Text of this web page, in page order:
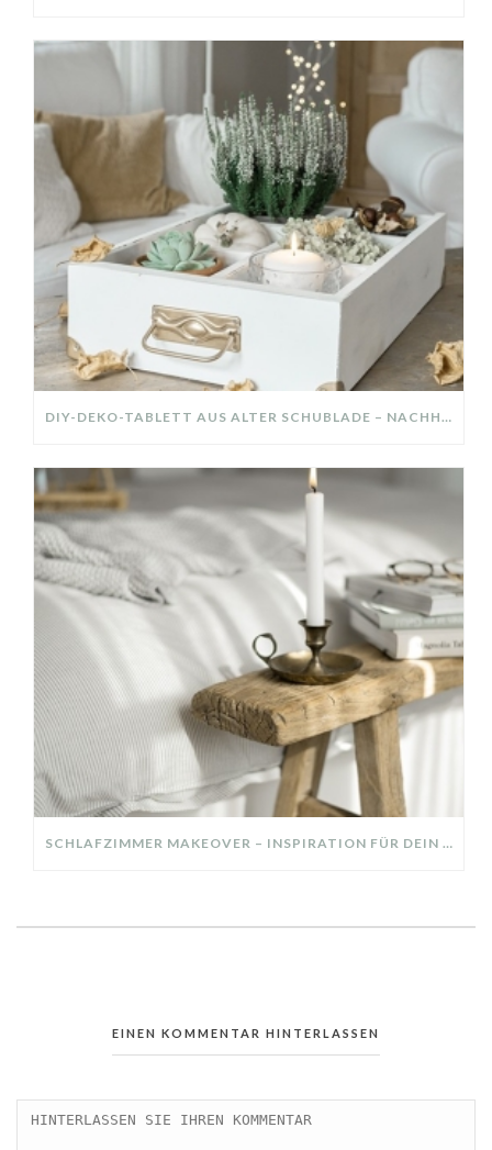
DIY-DEKO-TABLETT AUS ALTER SCHUBLADE – NACHHALTIGE HERBSTDEKO SELBER MACHEN!
SCHLAFZIMMER MAKEOVER – INSPIRATION FÜR DEIN SCHLAFZIMMER: AUS ALT MACH NEU – HELL, GEMÜTLICH UND EINLADEND
EINEN KOMMENTAR HINTERLASSEN